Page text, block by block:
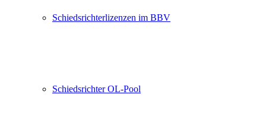
Schiedsrichterlizenzen im BBV
Schiedsrichter OL-Pool